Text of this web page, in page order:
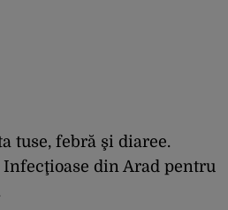
tuse, febră şi diaree.
din Arad pentru